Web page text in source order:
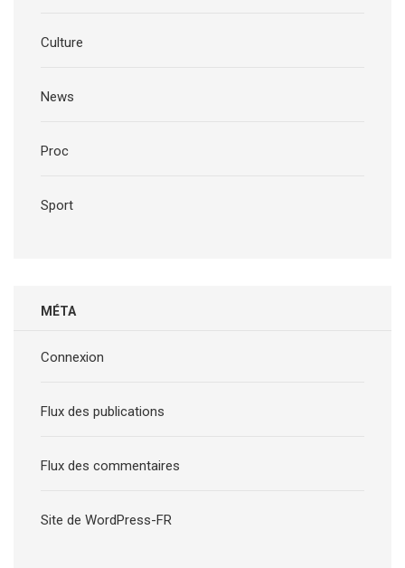
Culture
News
Proc
Sport
MÉTA
Connexion
Flux des publications
Flux des commentaires
Site de WordPress-FR